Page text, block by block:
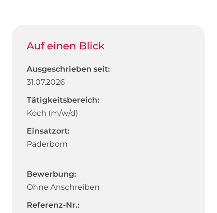
Auf einen Blick
Ausgeschrieben seit:
31.07.2026
Tätigkeitsbereich:
Koch (m/w/d)
Einsatzort:
Paderborn
Bewerbung:
Ohne Anschreiben
Referenz-Nr.: